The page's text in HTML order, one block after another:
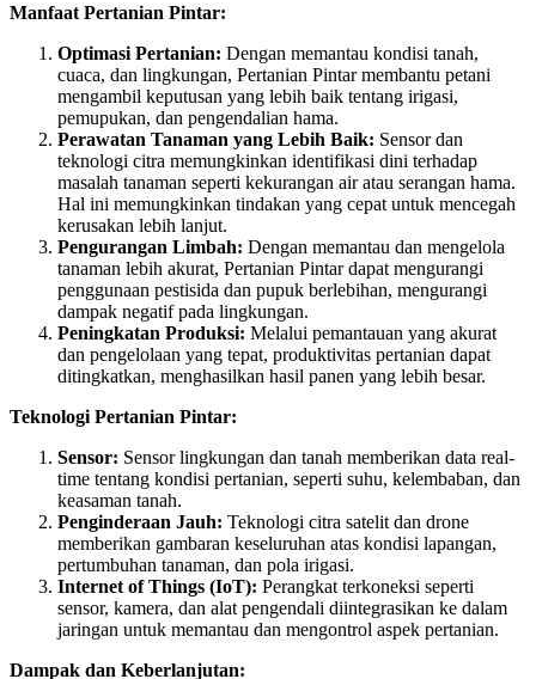
Manfaat Pertanian Pintar:
Optimasi Pertanian: Dengan memantau kondisi tanah,
cuaca, dan lingkungan, Pertanian Pintar membantu petani
mengambil keputusan yang lebih baik tentang irigasi,
pemupukan, dan pengendalian hama.
Perawatan Tanaman yang Lebih Baik: Sensor dan
teknologi citra memungkinkan identifikasi dini terhadap
masalah tanaman seperti kekurangan air atau serangan hama.
Hal ini memungkinkan tindakan yang cepat untuk mencegah
kerusakan lebih lanjut.
Pengurangan Limbah: Dengan memantau dan mengelola
tanaman lebih akurat, Pertanian Pintar dapat mengurangi
penggunaan pestisida dan pupuk berlebihan, mengurangi
dampak negatif pada lingkungan.
Peningkatan Produksi: Melalui pemantauan yang akurat
dan pengelolaan yang tepat, produktivitas pertanian dapat
ditingkatkan, menghasilkan hasil panen yang lebih besar.
Teknologi Pertanian Pintar:
Sensor: Sensor lingkungan dan tanah memberikan data real-
time tentang kondisi pertanian, seperti suhu, kelembaban, dan
keasaman tanah.
Penginderaan Jauh: Teknologi citra satelit dan drone
memberikan gambaran keseluruhan atas kondisi lapangan,
pertumbuhan tanaman, dan pola irigasi.
Internet of Things (IoT): Perangkat terkoneksi seperti
sensor, kamera, dan alat pengendali diintegrasikan ke dalam
jaringan untuk memantau dan mengontrol aspek pertanian.
Dampak dan Keberlanjutan: